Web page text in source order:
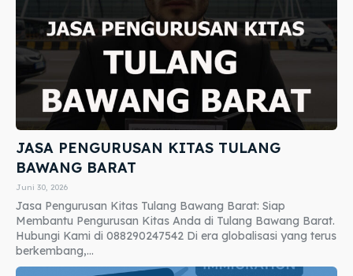
JASA PENGURUSAN KITAS TULANG
BAWANG BARAT
Juni 30, 2026
Jasa Pengurusan Kitas Tulang Bawang Barat: Siap
Membantu Pengurusan Kitas Anda di Tulang Bawang Barat.
Hubungi Kami di 088290247542 Di era globalisasi yang terus
berkembang,...